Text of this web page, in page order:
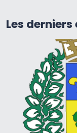
Les